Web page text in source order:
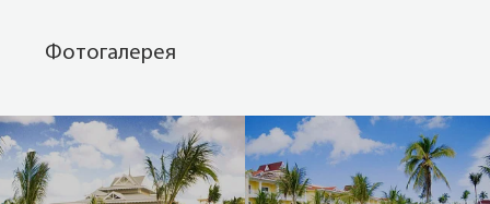
Фотогалерея